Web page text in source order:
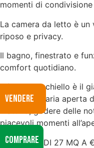
momenti di
La camera da letto è un
riposo e privacy.
Il bagno, finestrato e
comfort quotidiano.
Il fiore all’occhiello è il
riservato all’aria
mattino, godere delle
piacevoli momenti
BOX AUTO DI 27 MQ
VENDERE
COMPRARE